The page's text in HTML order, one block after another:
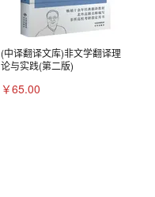
(中译翻译文库)非文学翻译理
论与实践(第二版)
￥65.00